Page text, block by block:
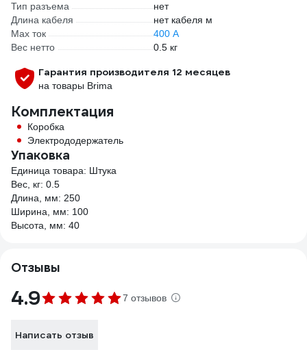
Тип разъема
нет
Длина кабеля
нет кабеля м
Max ток
400 А
Вес нетто
0.5 кг
Гарантия производителя 12 месяцев
на товары Brima
Комплектация
Коробка
Электрододержатель
Упаковка
Единица товара: Штука
Вес, кг: 0.5
Длина, мм: 250
Ширина, мм: 100
Высота, мм: 40
Отзывы
4.9 7 отзывов
Написать отзыв